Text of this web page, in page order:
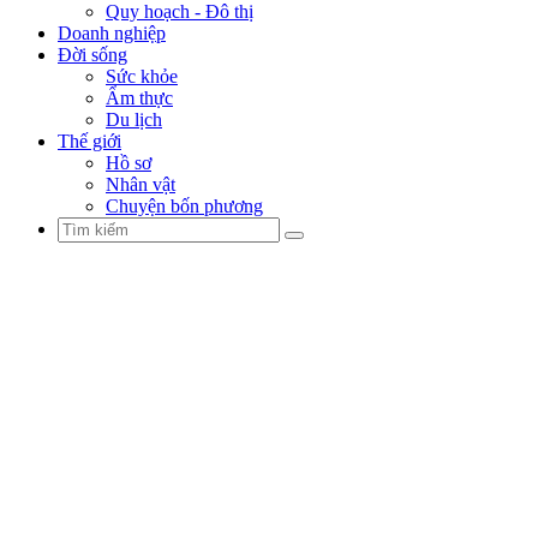
Quy hoạch - Đô thị
Doanh nghiệp
Đời sống
Sức khỏe
Ẩm thực
Du lịch
Thế giới
Hồ sơ
Nhân vật
Chuyện bốn phương